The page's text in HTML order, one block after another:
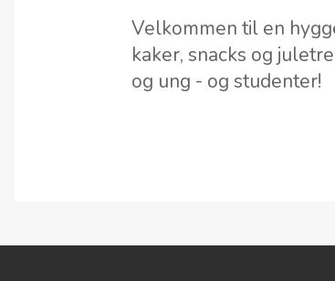
Velkommen til en
kaker, snacks og
og ung - og studenter!